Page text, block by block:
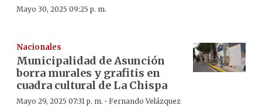
Mayo 30, 2025 09:25 p. m.
Nacionales
Municipalidad de Asunción
borra murales y grafitis en
cuadra cultural de La Chispa
Mayo 29, 2025 07:31 p. m. · Fernando Velázquez